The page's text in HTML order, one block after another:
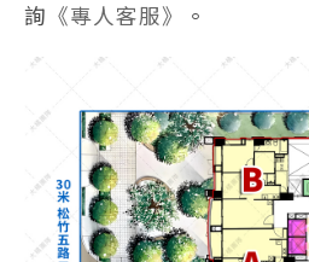
詢 《專人客服》 。